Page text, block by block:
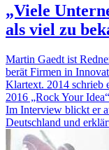
„Viele
als viel zu
Martin Gaedt ist
berät Firmen in
Klartext. 2014 schrieb
2016 „Rock Your
Im Interview blickt er
Deutschland und